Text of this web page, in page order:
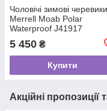
Чоловічі зимові черевики
Merrell Moab Polar
Waterproof J41917
5 450 ₴
Купити
Акційні пропозиції